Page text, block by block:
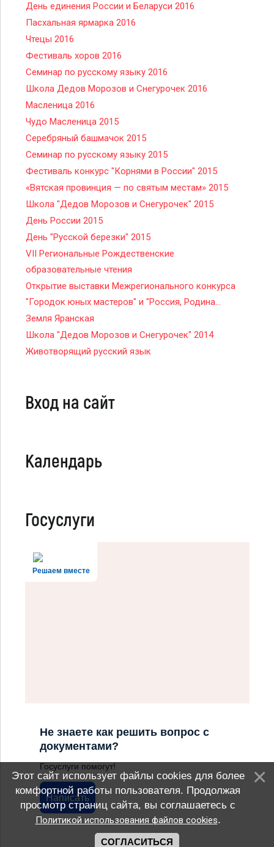
День единения России и Беларуси 2016
Пасхальная ярмарка 2016
Чтецы 2016
Фестиваль хоров 2016
Семинар по русскому языку 2016
Школа Дедов Морозов и Снегурочек 2016
Масленица 2016
Чудо Масленица 2015
Серебряный башмачок 2015
Семинар по русскому языку 2015
Фестиваль конкурс "Корнями в России" 2015
«Вятская провинция — по святым местам» 2015
Школа "Дедов Морозов и Снегурочек" 2015
День России 2015
День "Русской березки" 2015
VII Региональные Рождественские
образовательные чтения
Открытие выставки Межрегионального конкурса
"Городок юных мастеров" и "Россия, Родина...
Земля Яранская
Школа "Дедов Морозов и Снегурочек" 2014
Животворящий русский язык
Вход на сайт
Календарь
Госуслуги
Решаем вместе
Не знаете как решить вопрос с
документами?
Госуслуги помогут!
Написать
Этот сайт использует файлы cookies для более
комфортной работы пользователя. Продолжая
просмотр страниц сайта, вы соглашаетесь с
Политикой использования файлов cookies.
СОГЛАСИТЬСЯ